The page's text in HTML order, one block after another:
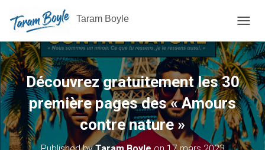
Taram Boyle
Découvrez gratuitement les 30
première pages des « Amours
contre nature »